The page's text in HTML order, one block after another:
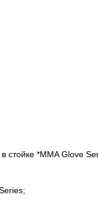
стойке *MMA Glove